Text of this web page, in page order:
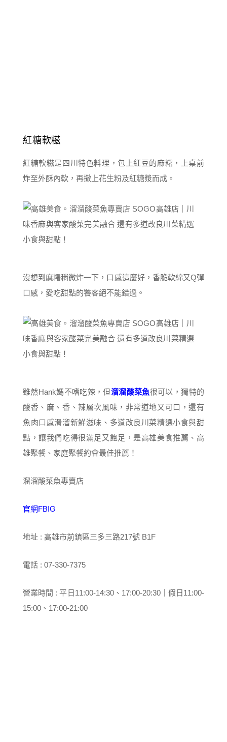
紅糖軟糍
紅糖軟糍是四川特色料理，包上紅豆的麻糬，上桌前
炸至外酥內軟，再撒上花生粉及紅糖漿而成。
沒想到麻糬稍微炸一下，口感這麼好，香脆軟綿又Q彈
口感，愛吃甜點的饕客絕不能錯過。
雖然Hank媽不嗜吃辣，但溜溜酸菜魚很可以，獨特的
酸香、麻、香、辣層次風味，非常道地又可口，還有
魚肉口感滑溜新鮮滋味、多道改良川菜精選小食與甜
點，讓我們吃得很滿足又飽足，是高雄美食推薦、高
雄聚餐、家庭聚餐約會最佳推薦！
溜溜酸菜魚專賣店
官網FBIG
地址 : 高雄市前鎮區三多三路217號 B1F
電話 : 07-330-7375
營業時間 : 平日11:00-14:30、17:00-20:30｜假日11:00-
15:00、17:00-21:00